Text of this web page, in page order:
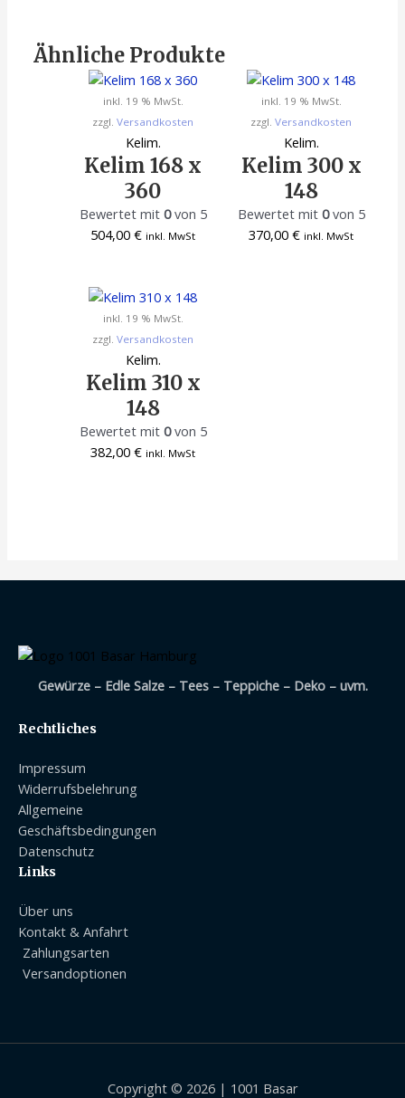
Ähnliche Produkte
inkl. 19 % MwSt.
zzgl.Versandkosten
Kelim.
Kelim 168 x
360
Bewertet mit 0von 5
504,00€ inkl. MwSt
inkl. 19 % MwSt.
zzgl.Versandkosten
Kelim.
Kelim 300 x
148
Bewertet mit 0von 5
370,00€ inkl. MwSt
inkl. 19 % MwSt.
zzgl.Versandkosten
Kelim.
Kelim 310 x
148
Bewertet mit 0von 5
382,00€ inkl. MwSt
Gewürze – Edle Salze – Tees – Teppiche – Deko – uvm.
Rechtliches
Impressum
Widerrufsbelehrung
Allgemeine
Geschäftsbedingungen
Datenschutz
Links
Über uns
Kontakt & Anfahrt
Zahlungsarten
Versandoptionen
Copyright © 2026 | 1001 Basar